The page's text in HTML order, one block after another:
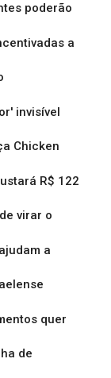
poderão
a
invisível
Chicken
R$ 122
virar o
a
quer
de